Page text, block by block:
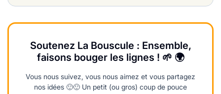
Soutenez La Bouscule : Ensemble,
faisons bouger les lignes ! 🌱 🌍
Vous nous suivez, vous nous aimez et vous partagez
nos idées 🙂🙂 Un petit (ou gros) coup de pouce